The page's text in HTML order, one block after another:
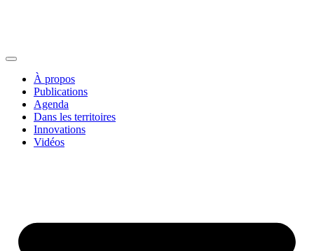
À propos
Publications
Agenda
Dans les territoires
Innovations
Vidéos